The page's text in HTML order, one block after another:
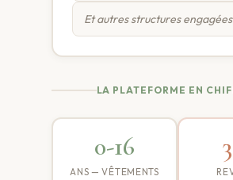
Et autres structures engagées
LA PLATEFORME EN
0-16
ANS — VÊTEMENTS